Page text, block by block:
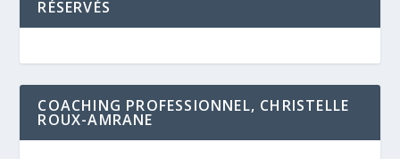
RÉSERVÉS
COACHING PROFESSIONNEL, CHRISTELLE
ROUX-AMRANE